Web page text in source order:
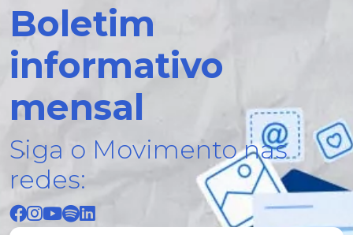
Boletim
informativo
mensal
Siga o Movimento nas
redes: